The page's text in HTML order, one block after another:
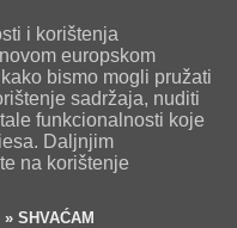
Uvjeti korištenja
i korištenja
europskom
bismo mogli pružati
sadržaja, nuditi
funkcionalnosti koje
Daljnjim
na korištenje
» SHVAĆAM